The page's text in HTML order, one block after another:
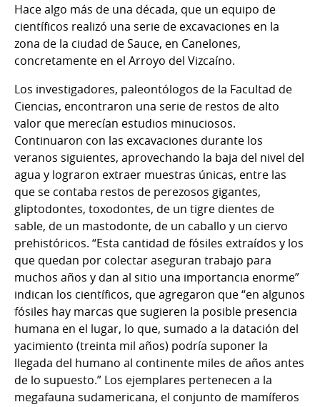
Hace algo más de una década, que un equipo de
científicos realizó una serie de excavaciones en la
zona de la ciudad de Sauce, en Canelones,
concretamente en el Arroyo del Vizcaíno.
Los investigadores, paleontólogos de la Facultad de
Ciencias, encontraron una serie de restos de alto
valor que merecían estudios minuciosos.
Continuaron con las excavaciones durante los
veranos siguientes, aprovechando la baja del nivel del
agua y lograron extraer muestras únicas, entre las
que se contaba restos de perezosos gigantes,
gliptodontes, toxodontes, de un tigre dientes de
sable, de un mastodonte, de un caballo y un ciervo
prehistóricos. “Esta cantidad de fósiles extraídos y los
que quedan por colectar aseguran trabajo para
muchos años y dan al sitio una importancia enorme”
indican los científicos, que agregaron que “en algunos
fósiles hay marcas que sugieren la posible presencia
humana en el lugar, lo que, sumado a la datación del
yacimiento (treinta mil años) podría suponer la
llegada del humano al continente miles de años antes
de lo supuesto.” Los ejemplares pertenecen a la
megafauna sudamericana, el conjunto de mamíferos